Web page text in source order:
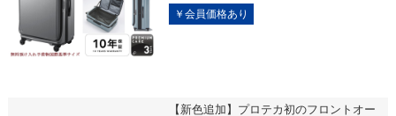
【新色追加】プロテカ初のフロントオー